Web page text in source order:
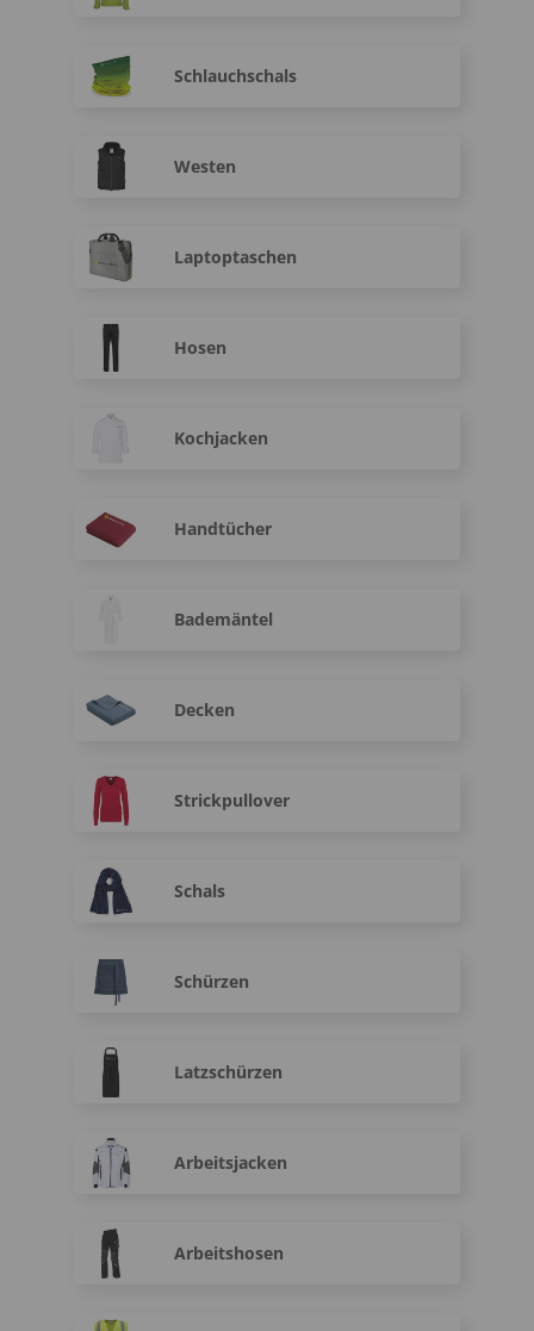
Schlauchschals
Westen
Laptoptaschen
Hosen
Kochjacken
Handtücher
Bademäntel
Decken
Strickpullover
Schals
Schürzen
Latzschürzen
Arbeitsjacken
Arbeitshosen